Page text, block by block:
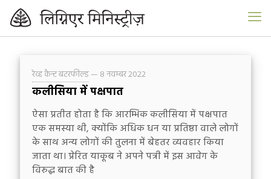
रेव्ह कैन्ट बटरफील्ड— 8 नवम्बर 2022
कलीसिया में पक्षपात
ऐसा प्रतीत होता है कि आरम्भिक कलीसिया में पक्षपात
एक समस्या थी, क्योंकि अधिक धन या प्रतिष्ठा वाले लोगों
के साथ अन्य लोगों की तुलना में बेहतर व्यवहार किया
जाता था। प्रेरित याकूब ने अपने पत्री में इस आवेग के
विरुद्ध बात की है